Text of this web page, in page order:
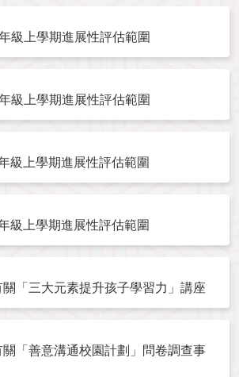
級上學期進展性評估範圍
級上學期進展性評估範圍
級上學期進展性評估範圍
級上學期進展性評估範圍
「三大元素提升孩子學習力」講座
關「善意溝通校園計劃」問卷調查事